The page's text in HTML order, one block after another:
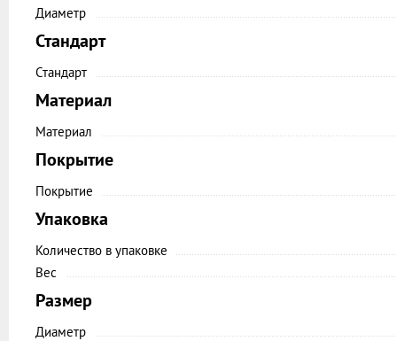
Диаметр
Стандарт
Стандарт
Материал
Материал
Покрытие
Покрытие
Упаковка
Количество в упаковке
Вес
Размер
Диаметр